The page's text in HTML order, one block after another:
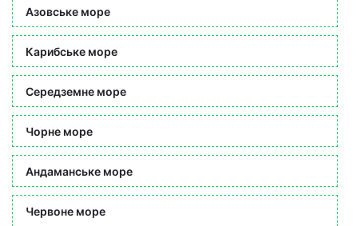
Азовське море
Карибське море
Середземне море
Чорне море
Андаманське море
Червоне море